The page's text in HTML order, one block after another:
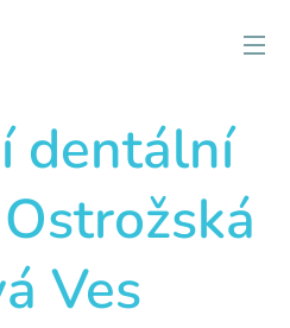
dentální
Ves